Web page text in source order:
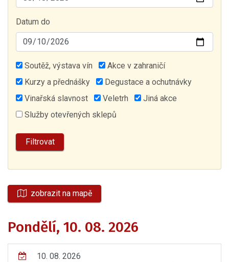
Datum do
Soutěž, výstava vín
Akce v zahraničí
Kurzy a přednášky
Degustace a ochutnávky
Vinařská slavnost
Veletrh
Jiná akce
Služby otevřených sklepů
zobrazit na mapě
Pondělí, 10. 08. 2026
10. 08. 2026